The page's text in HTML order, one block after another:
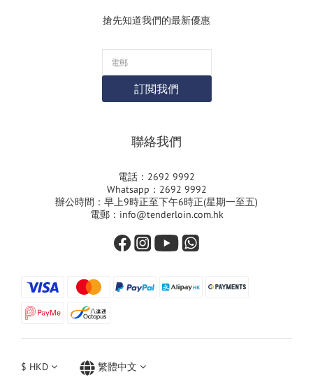
搶先知道我們的最新優惠
訂閲我們
聯絡我們
電話：2692 9992
Whatsapp：2692 9992
辦公時間：早上9時正至下午6時正(星期一至五)
電郵：info@tenderloin.com.hk
$ HKD 繁體中文